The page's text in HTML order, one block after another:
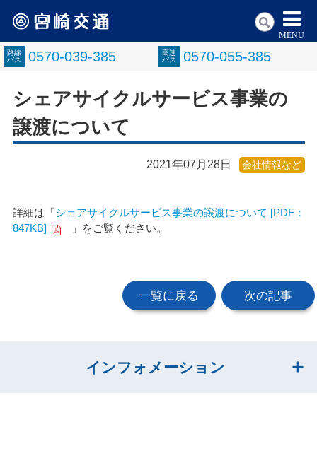
路線
バス
0570-039-385
高速
バス
0570-055-385
MENU
シェアサイクルサービス事業の
譲渡について
2021年07月28日 会社情報など
詳細は「シェアサイクルサービス事業の譲渡について [PDF：
847KB]
」をご覧ください。
一覧に戻る 次の記事
インフォメーション